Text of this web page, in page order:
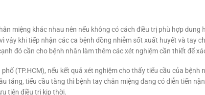
miệng khác nhau nên nếu không có cách điều trị phù hợp dung
vậy khi tiếp nhận các ca bệnh đồng nhiễm sốt xuất huyết và tay
đó cần cho bệnh nhân làm thêm các xét nghiệm cần thiết để
(TP.HCM), nếu kết quả xét nghiệm cho thấy tiểu cầu của bệnh
tăng, tiểu cầu tăng thì bệnh tay chân miệng đang có diễn tiến
tiên điều trị kịp thời.